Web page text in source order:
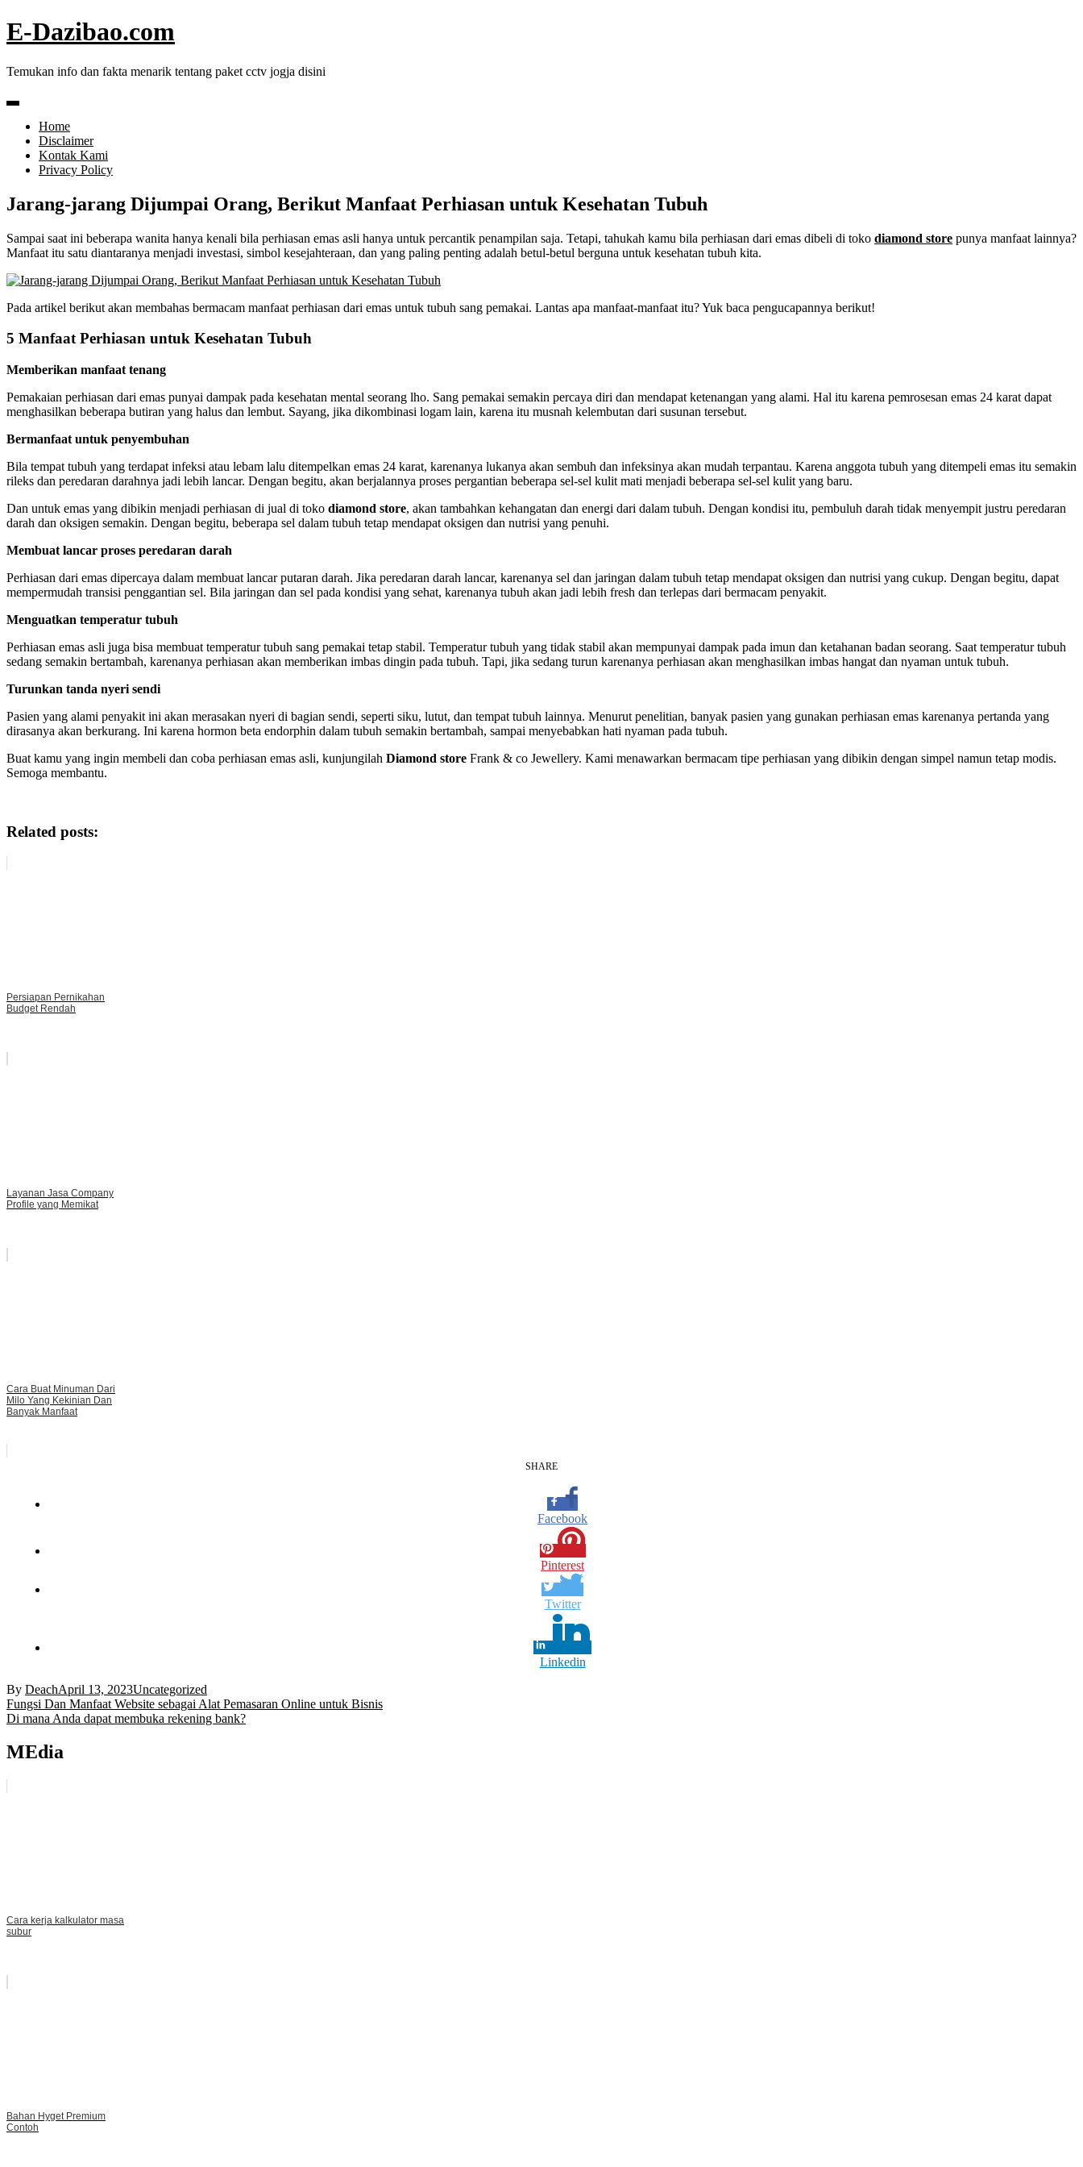
Skip
to
E-Dazibao.com
Temukan info dan fakta menarik tentang paket cctv jogja disini
Home
Disclaimer
Kontak Kami
Privacy Policy
Jarang-jarang Dijumpai Orang, Berikut Manfaat Perhiasan untuk Kesehatan Tubuh
Sampai saat ini beberapa wanita hanya kenali bila perhiasan emas asli hanya untuk percantik penampilan saja. Tetapi, tahukah kamu bila perhiasan dari emas dibeli di toko diamond store punya manfaat lainnya?
Manfaat itu satu diantaranya menjadi investasi, simbol kesejahteraan, dan yang paling penting adalah betul-betul berguna untuk kesehatan tubuh kita.
Pada artikel berikut akan membahas bermacam manfaat perhiasan dari emas untuk tubuh sang pemakai. Lantas apa manfaat-manfaat itu? Yuk baca pengucapannya berikut!
5 Manfaat Perhiasan untuk Kesehatan Tubuh
Memberikan manfaat tenang
Pemakaian perhiasan dari emas punyai dampak pada kesehatan mental seorang lho. Sang pemakai semakin percaya diri dan mendapat ketenangan yang alami. Hal itu karena pemrosesan emas 24 karat dapat
menghasilkan beberapa butiran yang halus dan lembut. Sayang, jika dikombinasi logam lain, karena itu musnah kelembutan dari susunan tersebut.
Bermanfaat untuk penyembuhan
Bila tempat tubuh yang terdapat infeksi atau lebam lalu ditempelkan emas 24 karat, karenanya lukanya akan sembuh dan infeksinya akan mudah terpantau. Karena anggota tubuh yang ditempeli emas itu semakin
rileks dan peredaran darahnya jadi lebih lancar. Dengan begitu, akan berjalannya proses pergantian beberapa sel-sel kulit mati menjadi beberapa sel-sel kulit yang baru.
Dan untuk emas yang dibikin menjadi perhiasan di jual di toko diamond store, akan tambahkan kehangatan dan energi dari dalam tubuh. Dengan kondisi itu, pembuluh darah tidak menyempit justru peredaran
darah dan oksigen semakin. Dengan begitu, beberapa sel dalam tubuh tetap mendapat oksigen dan nutrisi yang penuhi.
Membuat lancar proses peredaran darah
Perhiasan dari emas dipercaya dalam membuat lancar putaran darah. Jika peredaran darah lancar, karenanya sel dan jaringan dalam tubuh tetap mendapat oksigen dan nutrisi yang cukup. Dengan begitu, dapat
mempermudah transisi penggantian sel. Bila jaringan dan sel pada kondisi yang sehat, karenanya tubuh akan jadi lebih fresh dan terlepas dari bermacam penyakit.
Menguatkan temperatur tubuh
Perhiasan emas asli juga bisa membuat temperatur tubuh sang pemakai tetap stabil. Temperatur tubuh yang tidak stabil akan mempunyai dampak pada imun dan ketahanan badan seorang. Saat temperatur tubuh
sedang semakin bertambah, karenanya perhiasan akan memberikan imbas dingin pada tubuh. Tapi, jika sedang turun karenanya perhiasan akan menghasilkan imbas hangat dan nyaman untuk tubuh.
Turunkan tanda nyeri sendi
Pasien yang alami penyakit ini akan merasakan nyeri di bagian sendi, seperti siku, lutut, dan tempat tubuh lainnya. Menurut penelitian, banyak pasien yang gunakan perhiasan emas karenanya pertanda yang
dirasanya akan berkurang. Ini karena hormon beta endorphin dalam tubuh semakin bertambah, sampai menyebabkan hati nyaman pada tubuh.
Buat kamu yang ingin membeli dan coba perhiasan emas asli, kunjungilah Diamond store Frank & co Jewellery. Kami menawarkan bermacam tipe perhiasan yang dibikin dengan simpel namun tetap modis.
Semoga membantu.
Related posts:
Persiapan Pernikahan
Budget Rendah
Layanan Jasa Company
Profile yang Memikat
Cara Buat Minuman Dari
Milo Yang Kekinian Dan
Banyak Manfaat
SHARE
Facebook
Pinterest
Twitter
Linkedin
By DeachApril 13, 2023Uncategorized
Post
navigation
Fungsi Dan Manfaat Website sebagai Alat Pemasaran Online untuk Bisnis
Di mana Anda dapat membuka rekening bank?
MEdia
Cara kerja kalkulator masa
subur
Bahan Hyget Premium
Contoh